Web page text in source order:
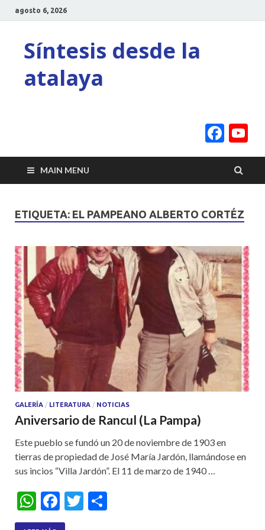
agosto 6, 2026
Síntesis desde la
atalaya
MAIN MENU
ETIQUETA: EL PAMPEANO ALBERTO CORTÉZ
GALERÍA / LITERATURA / NOTICIAS
Aniversario de Rancul (La Pampa)
Este pueblo se fundó un 20 de noviembre de 1903 en
tierras de propiedad de José María Jardón, llamándose en
sus incios “Villa Jardón”. El 11 de marzo de 1940 …
W
h
F
ac
T